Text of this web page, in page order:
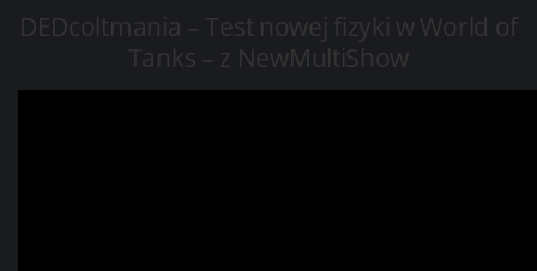
DEDcoltmania – Test nowej fizyki w World of
Tanks – z NewMultiShow